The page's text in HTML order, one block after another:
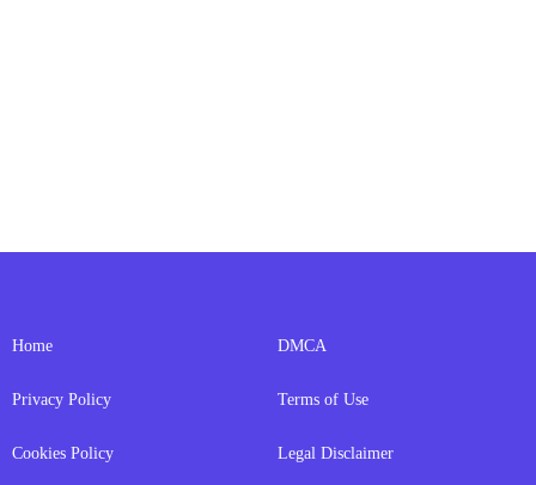
Home
Privacy Policy
Cookies Policy
DMCA
Terms of Use
Legal Disclaimer